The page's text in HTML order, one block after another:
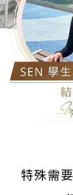
特殊需